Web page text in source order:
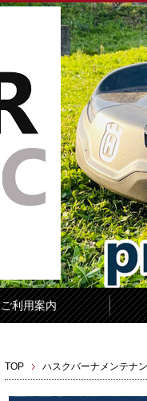
ご利用案内
TOP ハスクバーナメンテナ